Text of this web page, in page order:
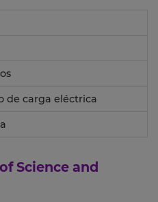
de carga eléctrica
Science and